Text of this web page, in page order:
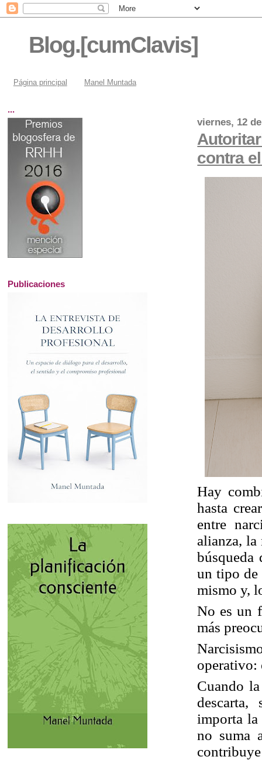
Blog.[cumClavis]
Página principal Manel Muntada
viernes, 12
contra
Hay
hasta
entre
alianza, la
búsqueda
un tipo de
mismo y,
No es un
más
operativo:
Cuando
importa la
no suma
...
Publicaciones